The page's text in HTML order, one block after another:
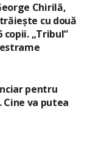
Chirilă,
cu două
copii. „Tribul”
pentru
va putea